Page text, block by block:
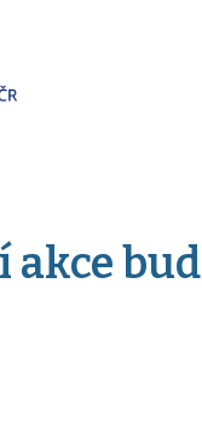
akce